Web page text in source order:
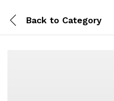
Back to Category